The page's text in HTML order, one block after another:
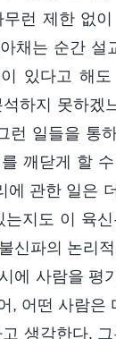
런 제한 없
채는 순간 설
있다고 해
하지 못하겠
일들을 통
깨닫게 할
관한 일은
지도 이 육신
신파의 논리
에 사람을 평
, 어떤 사람은
생각한다.